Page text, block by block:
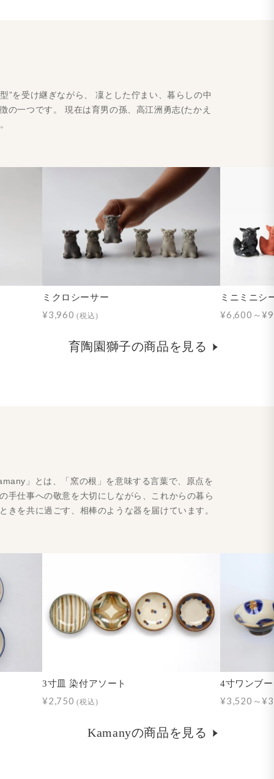
”を受け継ぎながら、 凜とした佇まい、暮らしの中
の一つです。 現在は育男の孫、高江洲勇志(たかえ
ミクロシーサー
¥3,960(税込)
ミニミニシ
¥6,600～
育陶園獅子の商品を見る
」とは、「窯の根」を意味する言葉で、原点を
手仕事への敬意を大切にしながら、これからの暮ら
を共に過ごす、相棒のような器を届けています。
3寸皿 染付アソート
¥2,750(税込)
4寸ワンブ
¥3,520～
Kamanyの商品を見る